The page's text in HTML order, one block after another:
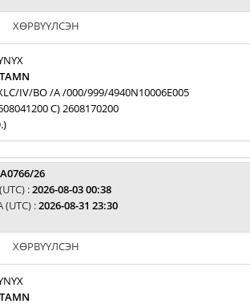
ХӨРВҮҮЛСЭН
IV/BO /A /000/999/4940N10006E005
C) 2608170200
A0766/26
:2026-08-03 00:38
:2026-08-31 23:30
ХӨРВҮҮЛСЭН